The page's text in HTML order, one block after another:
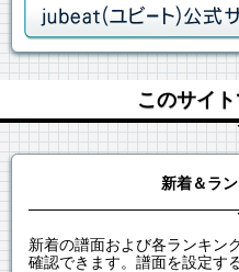
このサイ
新着＆ラ
新着の譜面および各ランキン
確認できます。譜面を設定す